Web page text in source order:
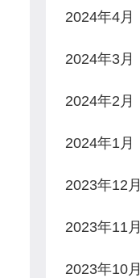
2024年4月
2024年3月
2024年2月
2024年1月
2023年12月
2023年11月
2023年10月